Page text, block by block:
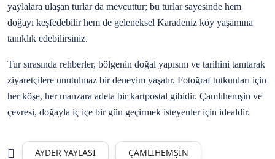
yaylalara ulaşan turlar da mevcuttur; bu turlar sayesinde hem
doğayı keşfedebilir hem de geleneksel Karadeniz köy yaşamına
tanıklık edebilirsiniz.
Tur sırasında rehberler, bölgenin doğal yapısını ve tarihini tanıtarak
ziyaretçilere unutulmaz bir deneyim yaşatır. Fotoğraf tutkunları için
her köşe, her manzara adeta bir kartpostal gibidir. Çamlıhemşin ve
çevresi, doğayla iç içe bir gün geçirmek isteyenler için idealdir.
AYDER YAYLASI ÇAMLIHEMŞIN